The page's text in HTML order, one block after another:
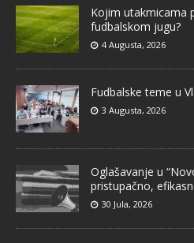
Kojim utakmicama
fudbalskom jugu?
4 Augusta, 2026
Fudbalske teme u
3 Augusta, 2026
Oglašavanje u
pristupačno,
30 Jula, 2026